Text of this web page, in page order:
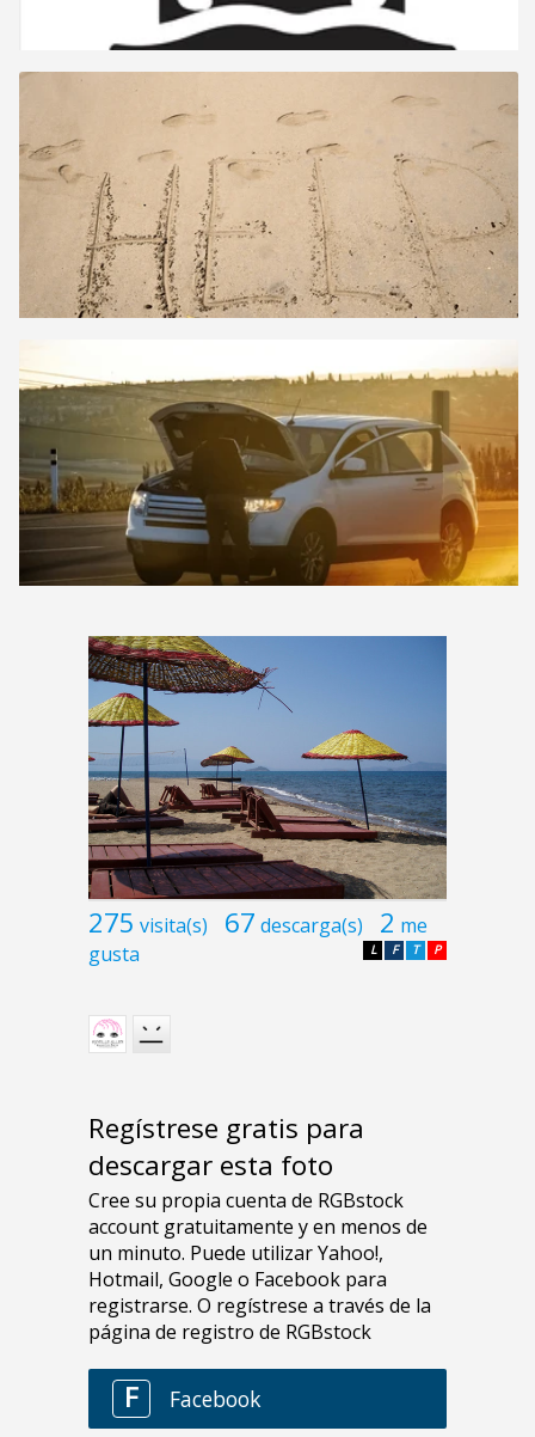
275 visita(s) 67 descarga(s) 2 me
gusta
P
T
F
L
Regístrese gratis para
descargar esta foto